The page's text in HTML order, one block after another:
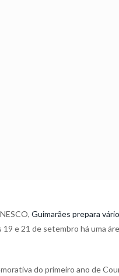
Guimarães prepara
19 e 21 de setembro há uma
do primeiro ano de